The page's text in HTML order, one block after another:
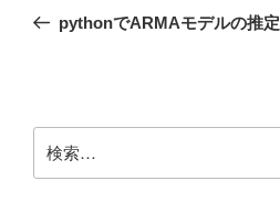
ナ
ー
シ
の
pythonでARMAモデルの推定
索: